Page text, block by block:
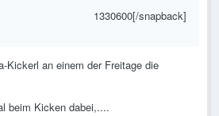
1330600[/snapback]
Kickerl an einem der Freitage die
beim Kicken dabei,....